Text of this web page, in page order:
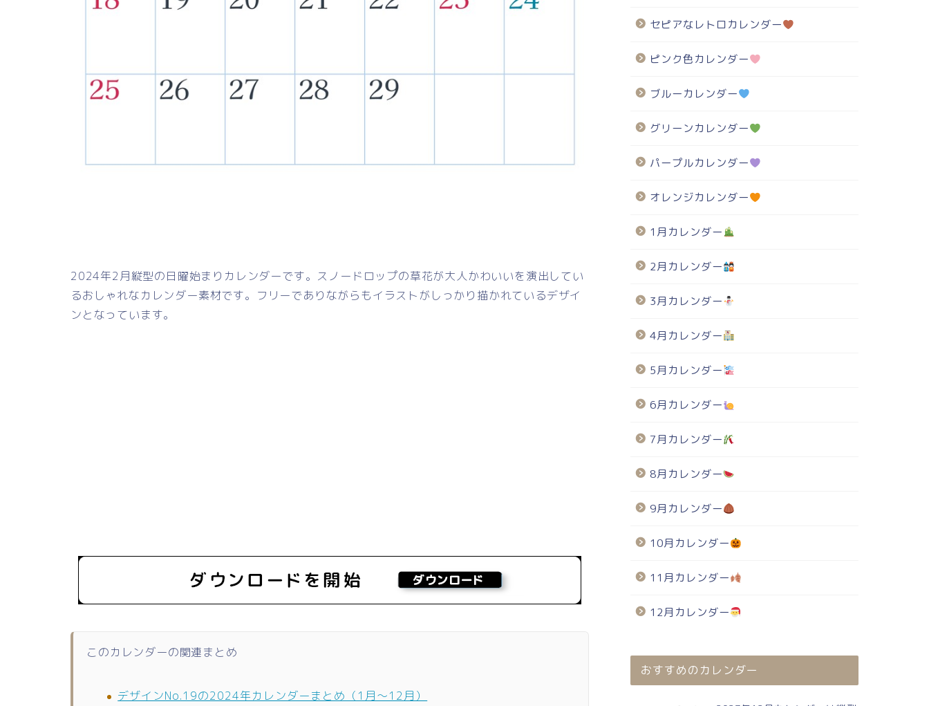
2024年2月縦型の日曜始まりカレンダーです。スノードロップの草花が大人かわいいを演出してい
るおしゃれなカレンダー素材です。フリーでありながらもイラストがしっかり描かれているデザイ
ンとなっています。
このカレンダーの関連まとめ
デザインNo.19の2024年カレンダーまとめ（1月〜12月）
セピアなレトロカレンダー
ピンク色カレンダー
ブルーカレンダー
グリーンカレンダー
パープルカレンダー
オレンジカレンダー
1月カレンダー
2月カレンダー
3月カレンダー
4月カレンダー
5月カレンダー
6月カレンダー
7月カレンダー
8月カレンダー
9月カレンダー
10月カレンダー
11月カレンダー
12月カレンダー
おすすめのカレンダー